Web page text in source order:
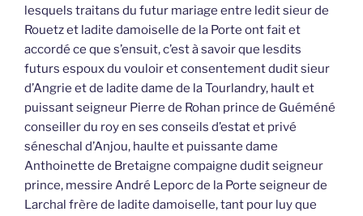
lesquels traitans du futur mariage entre ledit sieur de
Rouetz et ladite damoiselle de la Porte ont fait et
accordé ce que s’ensuit, c’est à savoir que lesdits
futurs espoux du vouloir et consentement dudit sieur
d’Angrie et de ladite dame de la Tourlandry, hault et
puissant seigneur Pierre de Rohan prince de Guéméné
conseiller du roy en ses conseils d’estat et privé
séneschal d’Anjou, haulte et puissante dame
Anthoinette de Bretaigne compaigne dudit seigneur
prince, messire André Leporc de la Porte seigneur de
Larchal frère de ladite damoiselle, tant pour luy que